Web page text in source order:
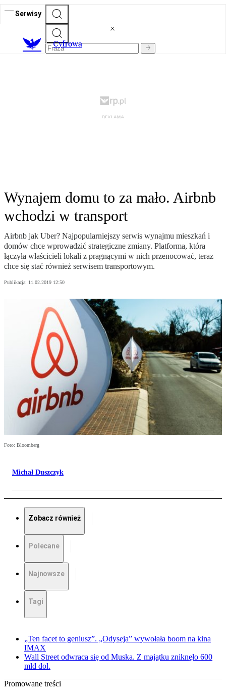
Serwisy
Cyfrowa
Wynajem domu to za mało. Airbnb
wchodzi w transport
Airbnb jak Uber? Najpopularniejszy serwis wynajmu mieszkań i
domów chce wprowadzić strategiczne zmiany. Platforma, która
łączyła właścicieli lokali z pragnącymi w nich przenocować, teraz
chce się stać również serwisem transportowym.
Publikacja: 11.02.2019 12:50
Foto: Bloomberg
Michał Duszczyk
Zobacz również
Polecane
Najnowsze
Tagi
„Ten facet to geniusz”. „Odyseja” wywołała boom na kina
IMAX
Wall Street odwraca się od Muska. Z majątku zniknęło 600
mld dol.
Promowane treści